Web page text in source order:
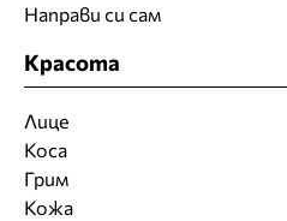
Направи си сам
Красота
Лице
Коса
Грим
Кожа